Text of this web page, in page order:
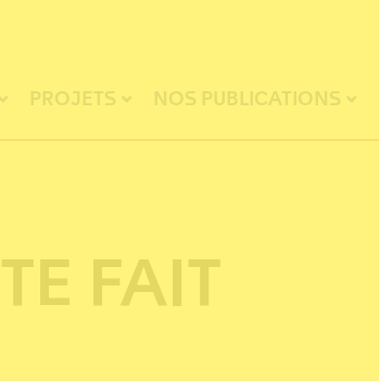
PROJETS NOS PUBLICATIONS
FAIT